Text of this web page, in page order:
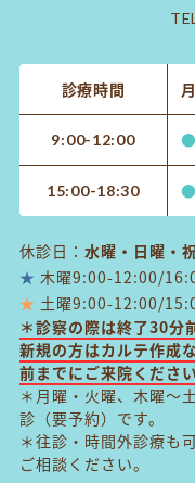
診療時間 月
9:00-12:00 ●
15:00-18:30 ●
休診日： 水曜・日曜・
★ 木曜9:00-12:00/
★ 土曜9:00-12:00/
＊診察の際は終了30分
新規の方はカルテ作成
前までにご来院ください
＊月曜・火曜、木曜～
診（要予約）です。
＊往診・時間外診療も
ご相談ください。